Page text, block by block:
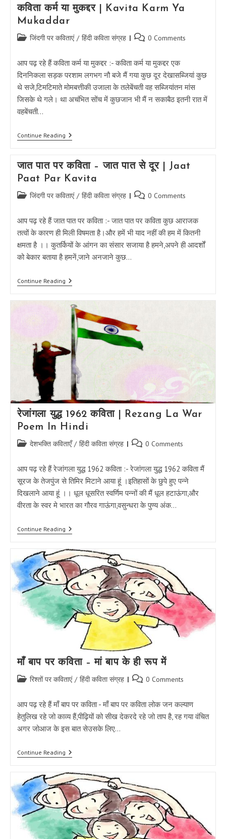
कविता कर्म या मुकद्दर | Kavita Karm Ya
Mukaddar
Post जिंदगी पर कविताएं / हिंदी कविता संग्रह
Post 0 Comments
आप पढ़ रहे हैं कविता कर्म या मुकद्दर :- कविता कर्म या मुकद्दर एक
दिननिकला सड़क परशाम लगभग नौ बजे मैं गया कुछ दूर देखासब्जियां कुछ
थे सजे,टिमटिमाते मोमबत्तीकी उजाला के तलेबेंचती वह सब्जियांतन मांस
जिसके थे गले। था अचंभित सोंच में कुछजान भी मैं न सकाबैठ इतनी रात में
वहबेंचती…
Continue Readingकविता
मुकद्दर
Kavita
Karm
Ya
Mukaddar
जात पात पर कविता – जात पात से दूर | Jaat
Paat Par Kavita
Post जिंदगी पर कविताएं / हिंदी कविता संग्रह
Post 0 Comments
आप पढ़ रहे हैं जात पात पर कविता :- जात पात पर कविता कुछ आराजक
तत्वों के कारण ही मिली विषमता है।और हमें भी याद नहीं की हम में कितनी
क्षमता है ।। कुतर्कियों के आंगन का संसार सजाया है हमने,अपने ही आदर्शों
को बेकार बताया है हमनें,जाने अनजाने कुछ…
Continue Readingजात
कविता
जात
पात
दूर
|
Jaat
Paat
Par
Kavita
रेजांगला युद्ध 1962 कविता | Rezang La War
Poem In Hindi
Post देशभक्ति कविताएँ / हिंदी कविता संग्रह
Post 0 Comments
आप पढ़ रहे हैं रेजांगला युद्ध 1962 कविता :- रेजांगला युद्ध 1962 कविता मैं
सूरज के तेजपुंज से तिमिर मिटाने आया हूं ।इतिहासों के छुपे हुए पन्ने
दिखलाने आया हूं ।। धूल धूसरित स्वर्णिम पन्नों की मैं धूल हटाऊंगा,और
वीरता के स्वर मे भारत का गौरव गाऊंगा,वसुन्धरा के पुण्य अंक…
Continue Readingरेजांगला
कविता
|
Rezang
La
War
Poem
In
Hindi
माँ बाप पर कविता – मां बाप के ही रूप में
Post रिश्तों पर कविताएं / हिंदी कविता संग्रह
Post 0 Comments
आप पढ़ रहे हैं माँ बाप पर कविता - माँ बाप पर कविता लोक जन कल्याण
हेतुलिख रहे जो काव्य हैं,पीढ़ियों को सीख देकरदे रहे जो ताप है, रह गया वंचित
अगर जोआज के इस बात सेउसके लिए…
Continue Readingमाँ
कविता
–
मां
बाप
के
ही
रूप
में